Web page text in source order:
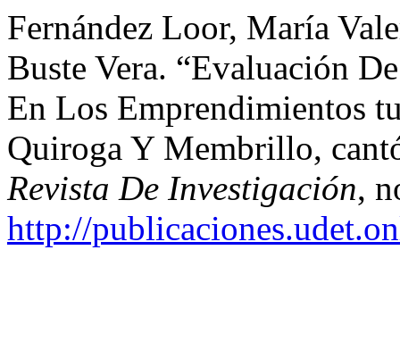
Fernández Loor, María
Buste Vera. “Evaluación
En Los Emprendimientos
Quiroga Y Membrillo,
Revista De Investigación,
http://